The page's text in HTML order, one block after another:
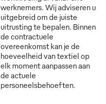
werknemers. Wij adviseren u
uitgebreid om de juiste
uitrusting te bepalen. Binnen
de contractuele
overeenkomst kan je de
hoeveelheid van textiel op
elk moment aanpassen aan
de actuele
personeelsbehoeften.